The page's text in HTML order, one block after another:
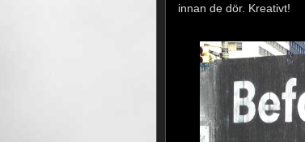
innan de dör. Kreativt!